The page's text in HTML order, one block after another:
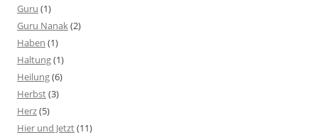
Guru (1)
Guru Nanak(2)
Haben (1)
Haltung(1)
Heilung(6)
Herbst(3)
Herz(5)
Hier und Jetzt(11)